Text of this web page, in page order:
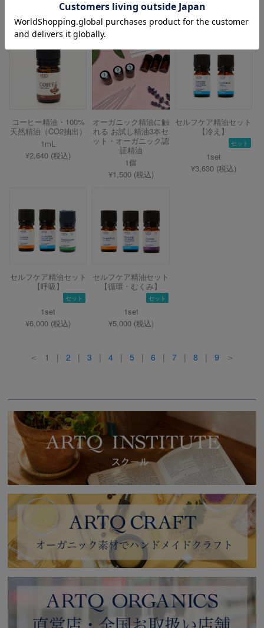
¥16,060 (税込)
オレンジ／レッド
¥16,500～ (税込)
ネイビー
¥27,500 (税込)
コーヒー精油・100%
天然精油（CO2抽出）
1mL
¥2,640 (税込)
オーガニック精油に触
れる お試し精油3本セ
ット・オーガニック認
証精油
1個
¥1,500 (税込)
セルフケア精油セット
【冷え】
セット
1set
¥3,630 (税込)
セルフケア精油セット
【呼吸】
セット
1set
¥6,000 (税込)
セルフケア精油セット
【循環・むくみ】
セット
1set
¥5,000 (税込)
＜ 1 | 2 | 3 | 4| 5 | 6 | 7| 8 | 9 ＞